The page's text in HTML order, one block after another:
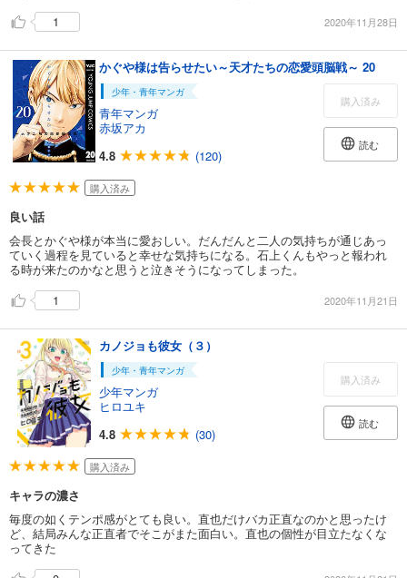
1
2020年11月28日
かぐや様は告らせたい～天才たちの恋愛頭脳戦～ 20
少年・青年マンガ
青年マンガ
赤坂アカ
4.8
(120)
購入済み
読む
購入済み
良い話
会長とかぐや様が本当に愛おしい。だんだんと二人の気持ちが通じあっ
ていく過程を見ていると幸せな気持ちになる。石上くんもやっと報われ
る時が来たのかなと思うと泣きそうになってしまった。
1
2020年11月21日
カノジョも彼女（３）
少年・青年マンガ
少年マンガ
ヒロユキ
4.8
(30)
購入済み
読む
購入済み
キャラの濃さ
毎度の如くテンポ感がとても良い。直也だけバカ正直なのかと思ったけ
ど、結局みんな正直者でそこがまた面白い。直也の個性が目立たなくな
ってきた